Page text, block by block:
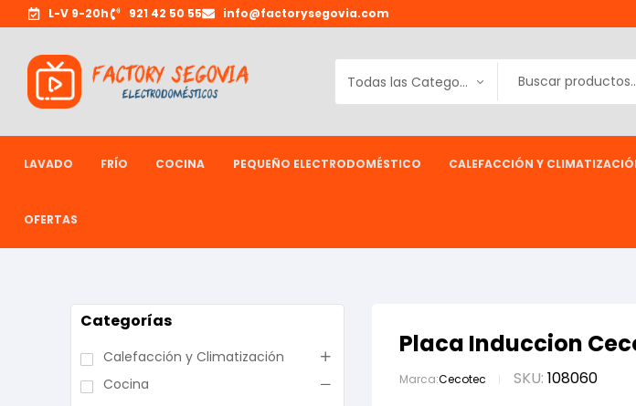
L-V 9-20h 921 42 50 55 info@factorysegovia.com
Todas las Categorías
LAVADO FRÍO COCINA PEQUEÑO ELECTRODOMÉSTICO CALEFACCIÓN Y
OFERTAS
Placa Induccion
Marca:Cecotec SKU: 108060
Categorías
Calefacción y Climatización
Cocina